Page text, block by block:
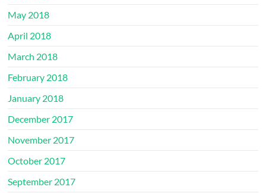
May 2018
April 2018
March 2018
February 2018
January 2018
December 2017
November 2017
October 2017
September 2017